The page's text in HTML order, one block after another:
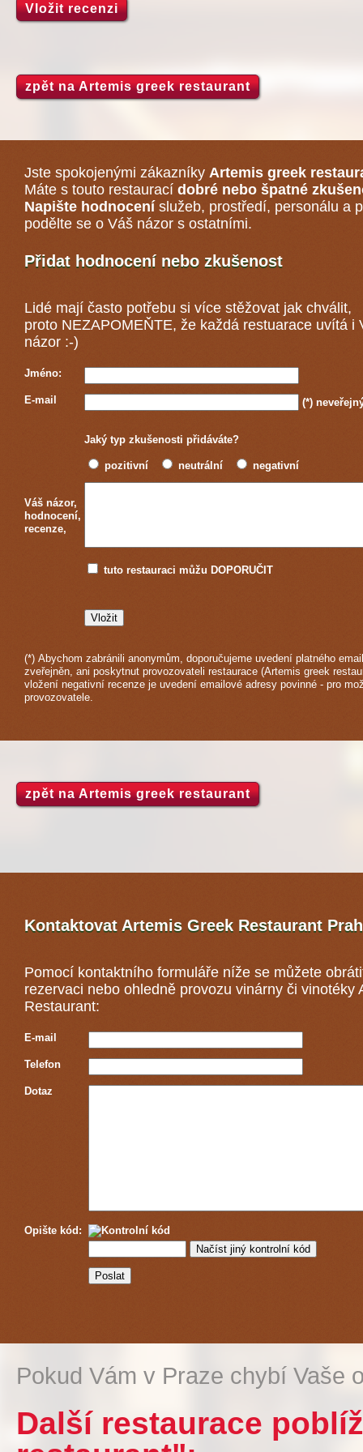
Vložit recenzi
zpět na Artemis greek restaurant
Jste spokojenými zákazníky Artemis greek
Máte s touto restaurací dobré nebo špatné
Napište hodnocení služeb, prostředí, personálu a
podělte se o Váš názor s ostatními.
Přidat hodnocení nebo zkušenost
Lidé mají často potřebu si více stěžovat jak chválit,
proto NEZAPOMEŇTE, že každá restuarace uvítá i
názor :-)
Jméno:
E-mail (*)
Jaký typ zkušenosti přidáváte?
pozitivní neutrální negativní
Váš názor,
hodnocení,
recenze,
tuto restauraci můžu DOPORUČIT
(*) Abychom zabránili anonymům, doporučujeme uvedení platného
zveřejněn, ani poskytnut provozovateli restaurace (Artemis greek
vložení negativní recenze je uvedení emailové adresy povinné - pro
provozovatele.
zpět na Artemis greek restaurant
Kontaktovat Artemis Greek Restaurant
Pomocí kontaktního formuláře níže se můžete
rezervaci nebo ohledně provozu vinárny či vinotéky
Restaurant:
E-mail
Telefon
Dotaz
Opište kód:
Pokud Vám v Praze chybí Vaše
Další restaurace